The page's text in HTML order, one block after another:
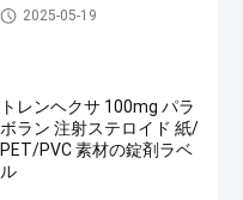
10mL ガラスびんのラベル
2025-05-19
トレンヘクサ 100mg パラ
ボラン 注射ステロイド 紙/
PET/PVC 素材の錠剤ラベ
ル